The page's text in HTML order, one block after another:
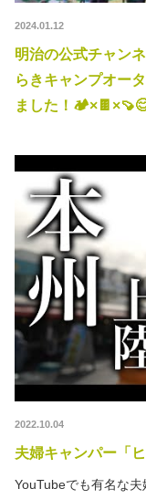
海辺キャンプ
2024.01.12
明治の公式チャン
らきキャンプオー
ました！
2022.10.04
夫婦キャンパー「
YouTubeでも有名な